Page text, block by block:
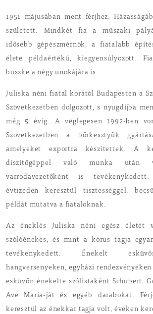
1951 májusában ment férjhez.
született. Mindkét fia a műszaki
idősebb gépészmérnök, a fiatalabb
élete példaértékű, kiegyensúlyozott.
büszke a négy unokájára is.
Juliska néni fiatal korától Budapesten a
Szövetkezetben dolgozott, s nyugdíjba
még 5 évig. A véglegesen 1992-ben
Szövetkezetben a bőrkesztyűk
amelyeket exportra készítettek. A
díszítőgéppel való munka után
varrodavezetőként is
évtizeden keresztül tisztességgel,
példát mutatva a fiataloknak.
Az éneklés Juliska néni egész életét
szólóénekes, és mint a kórus tagja
tevékenykedett. Énekelt
hangversenyeken, egyházi
esküvőn énekelte szólistaként Schubert,
Ave Maria-ját és egyéb darabokat.
keresztül az énekkar tagja volt, éveken